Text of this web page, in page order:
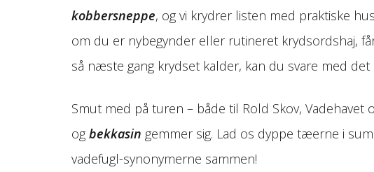
kobbersneppe, og vi krydrer listen med praktiske
om du er nybegynder eller rutineret krydsordshaj,
så næste gang krydset kalder, kan du svare med det
Smut med på turen – både til Rold Skov,
og bekkasin gemmer sig. Lad os dyppe tæerne i
vadefugl-synonymerne sammen!